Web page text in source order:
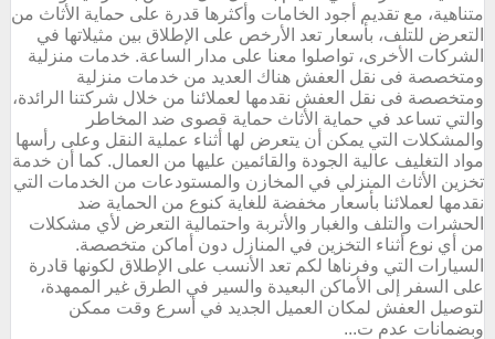
متناهية، مع تقديم أجود الخامات وأكثرها قدرة على حماية الأثاث من
التعرض للتلف، بأسعار تعد الأرخص على الإطلاق بين مثيلاتها في
الشركات الأخرى، تواصلوا معنا على مدار الساعة. خدمات منزلية
ومتخصصة فى نقل العفش هناك العديد من خدمات منزلية
ومتخصصة فى نقل العفش نقدمها لعملائنا من خلال شركتنا الرائدة،
والتي تساعد في حماية الأثاث حماية قصوى ضد المخاطر
والمشكلات التي يمكن أن يتعرض لها أثناء عملية النقل وعلى رأسها
مواد التغليف عالية الجودة والقائمين عليها من العمال. كما أن خدمة
تخزين الأثاث المنزلي في المخازن والمستودعات من الخدمات التي
نقدمها لعملائنا بأسعار مخفضة للغاية كنوع من الحماية ضد
الحشرات والتلف والغبار والأتربة واحتمالية التعرض لأي مشكلات
من أي نوع أثناء التخزين في المنازل دون أماكن متخصصة.
السيارات التي وفرناها لكم تعد الأنسب على الإطلاق لكونها قادرة
على السفر إلى الأماكن البعيدة والسير في الطرق غير الممهدة،
لتوصيل العفش لمكان العميل الجديد في أسرع وقت ممكن
وبضمانات عدم ت...